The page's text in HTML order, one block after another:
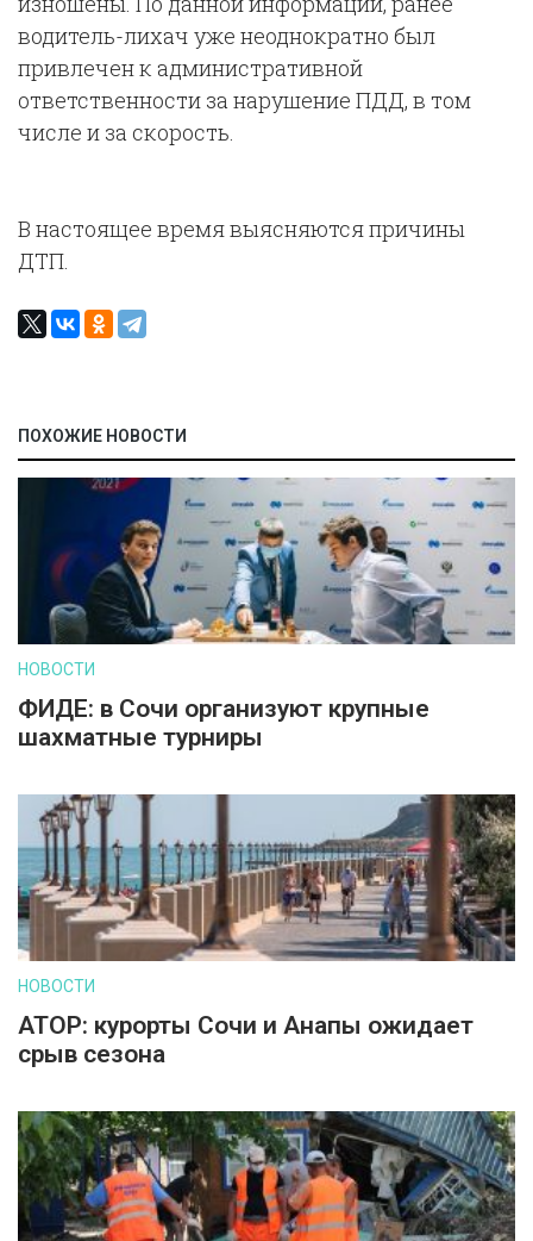
водитель-лихач уже неоднократно был
привлечен к административной
ответственности за нарушение ПДД, в том
числе и за скорость.
В настоящее время выясняются причины
ДТП.
ПОХОЖИЕ НОВОСТИ
НОВОСТИ
ФИДЕ: в Сочи организуют крупные
шахматные турниры
НОВОСТИ
АТОР: курорты Сочи и Анапы ожидает
срыв сезона